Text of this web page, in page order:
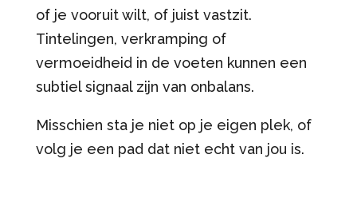
of je vooruit wilt, of juist vastzit.
Tintelingen, verkramping of
vermoeidheid in de voeten kunnen een
subtiel signaal zijn van onbalans.
Misschien sta je niet op je eigen plek, of
volg je een pad dat niet echt van jou is.